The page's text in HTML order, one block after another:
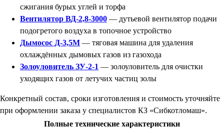
сжигания бурых углей и торфа
Вентилятор ВД-2,8-3000 — дутьевой вентилятор подачи
подогретого воздуха в топочное устройство
Дымосос Д-3,5М — тяговая машина для удаления
охлаждённых дымовых газов из газохода
Золоуловитель ЗУ-2-1 — золоуловитель для очистки
уходящих газов от летучих частиц золы
Конкретный состав, сроки изготовления и стоимость уточняйте
при оформлении заказа у специалистов КЗ «Сибкотломаш».
Полные технические характеристики